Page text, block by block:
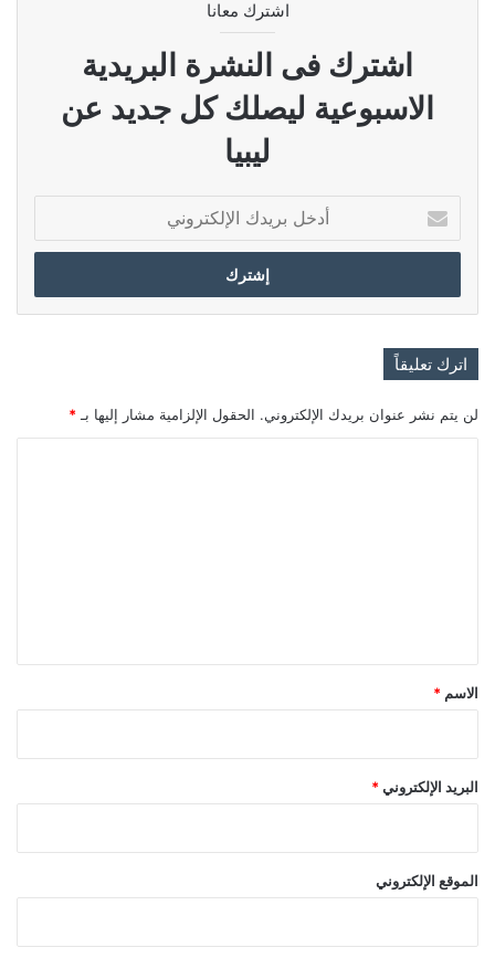
اشترك معانا
اشترك فى النشرة البريدية
الاسبوعية ليصلك كل جديد عن
ليبيا
بريدك
الإلكتروني
اترك تعليقاً
لن يتم نشر عنوان بريدك الإلكتروني. الحقول الإلزامية مشار إليها بـ *
*
الاسم *
البريد الإلكتروني *
الموقع الإلكتروني